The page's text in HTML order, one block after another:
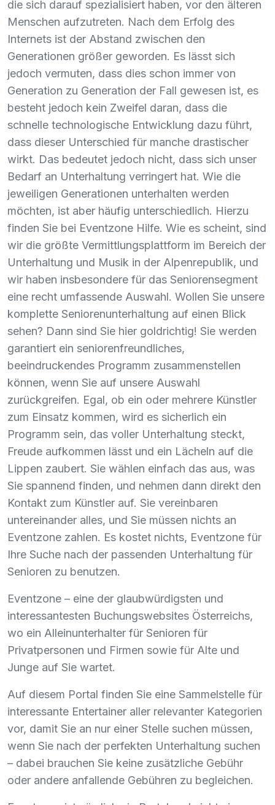
die sich darauf spezialisiert haben, vor den älteren
Menschen aufzutreten. Nach dem Erfolg des
Internets ist der Abstand zwischen den
Generationen größer geworden. Es lässt sich
jedoch vermuten, dass dies schon immer von
Generation zu Generation der Fall gewesen ist, es
besteht jedoch kein Zweifel daran, dass die
schnelle technologische Entwicklung dazu führt,
dass dieser Unterschied für manche drastischer
wirkt. Das bedeutet jedoch nicht, dass sich unser
Bedarf an Unterhaltung verringert hat. Wie die
jeweiligen Generationen unterhalten werden
möchten, ist aber häufig unterschiedlich. Hierzu
finden Sie bei Eventzone Hilfe. Wie es scheint, sind
wir die größte Vermittlungsplattform im Bereich der
Unterhaltung und Musik in der Alpenrepublik, und
wir haben insbesondere für das Seniorensegment
eine recht umfassende Auswahl. Wollen Sie unsere
komplette Seniorenunterhaltung auf einen Blick
sehen? Dann sind Sie hier goldrichtig! Sie werden
garantiert ein seniorenfreundliches,
beeindruckendes Programm zusammenstellen
können, wenn Sie auf unsere Auswahl
zurückgreifen. Egal, ob ein oder mehrere Künstler
zum Einsatz kommen, wird es sicherlich ein
Programm sein, das voller Unterhaltung steckt,
Freude aufkommen lässt und ein Lächeln auf die
Lippen zaubert. Sie wählen einfach das aus, was
Sie spannend finden, und nehmen dann direkt den
Kontakt zum Künstler auf. Sie vereinbaren
untereinander alles, und Sie müssen nichts an
Eventzone zahlen. Es kostet nichts, Eventzone für
Ihre Suche nach der passenden Unterhaltung für
Senioren zu benutzen.
Eventzone – eine der glaubwürdigsten und
interessantesten Buchungswebsites Österreichs,
wo ein Alleinunterhalter für Senioren für
Privatpersonen und Firmen sowie für Alte und
Junge auf Sie wartet.
Auf diesem Portal finden Sie eine Sammelstelle für
interessante Entertainer aller relevanter Kategorien
vor, damit Sie an nur einer Stelle suchen müssen,
wenn Sie nach der perfekten Unterhaltung suchen
– dabei brauchen Sie keine zusätzliche Gebühr
oder andere anfallende Gebühren zu begleichen.